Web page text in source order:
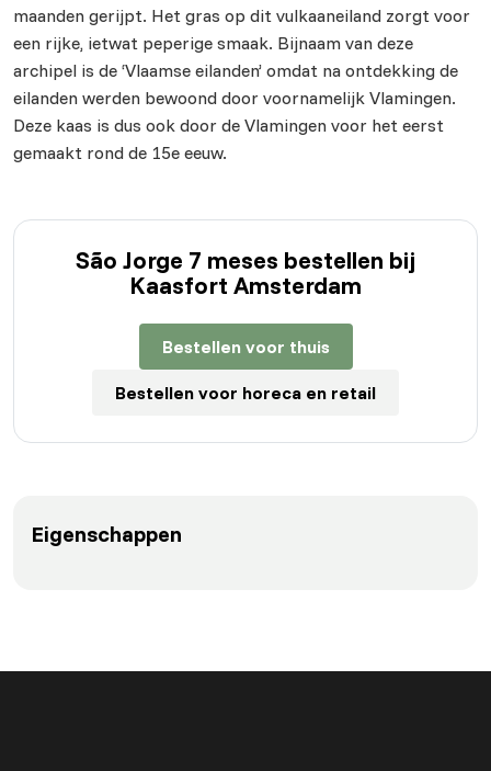
Eigenschappen
maanden gerijpt. Het gras op dit vulkaaneiland zorgt voor
een rijke, ietwat peperige smaak. Bijnaam van deze
archipel is de ‘Vlaamse eilanden’ omdat na ontdekking de
eilanden werden bewoond door voornamelijk Vlamingen.
Deze kaas is dus ook door de Vlamingen voor het eerst
gemaakt rond de 15e eeuw.
São Jorge 7 meses bestellen bij
Kaasfort Amsterdam
Bestellen voor thuis
Bestellen voor horeca en retail